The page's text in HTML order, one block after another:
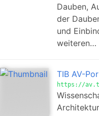
Dauben,
der
und
weiteren…
TIB AV-
https://